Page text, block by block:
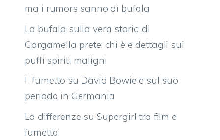
ma i rumors sanno di bufala
La bufala sulla vera storia di
Gargamella prete: chi è e dettagli sui
puffi spiriti maligni
Il fumetto su David Bowie e sul suo
periodo in Germania
La differenze su Supergirl tra film e
fumetto